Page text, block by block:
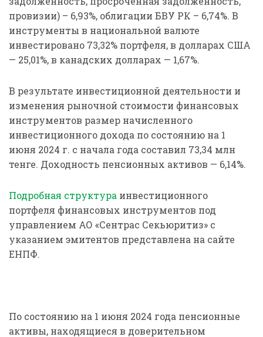
провизии) – 6,93%, облигации БВУ РК – 6,74%. В
инструменты в национальной валюте
инвестировано 73,32% портфеля, в долларах США
— 25,01%, в канадских долларах — 1,67%.
В результате инвестиционной деятельности и
изменения рыночной стоимости финансовых
инструментов размер начисленного
инвестиционного дохода по состоянию на 1
июня 2024 г. с начала года составил 73,34 млн
тенге. Доходность пенсионных активов — 6,14%.
Подробная структура инвестиционного
портфеля финансовых инструментов под
управлением АО «Сентрас Секьюритиз» с
указанием эмитентов представлена на сайте
ЕНПФ.
По состоянию на 1 июня 2024 года пенсионные
активы, находящиеся в доверительном